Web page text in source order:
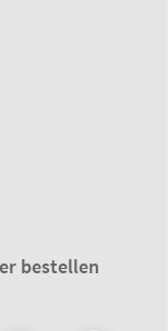
bestellen